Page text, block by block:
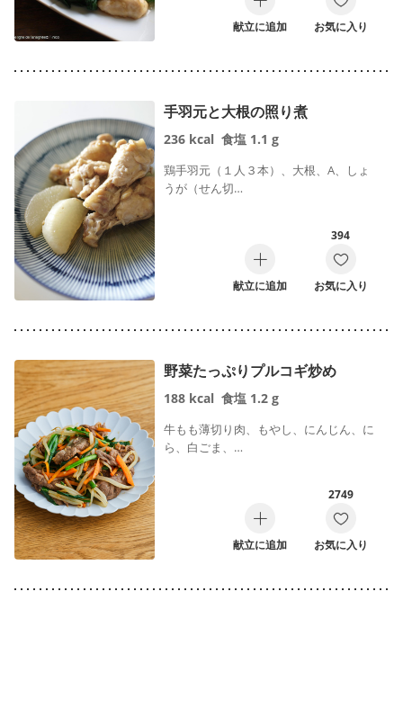
献立に追加 お気に入り
手羽元と大根の照り煮
236 kcal 食塩 1.1 g
鶏手羽元（１人３本）、大根、A、しょ
うが（せん切…
献立に追加
394
お気に入り
野菜たっぷりプルコギ炒め
188 kcal 食塩 1.2 g
牛もも薄切り肉、もやし、にんじん、に
ら、白ごま、…
献立に追加
2749
お気に入り